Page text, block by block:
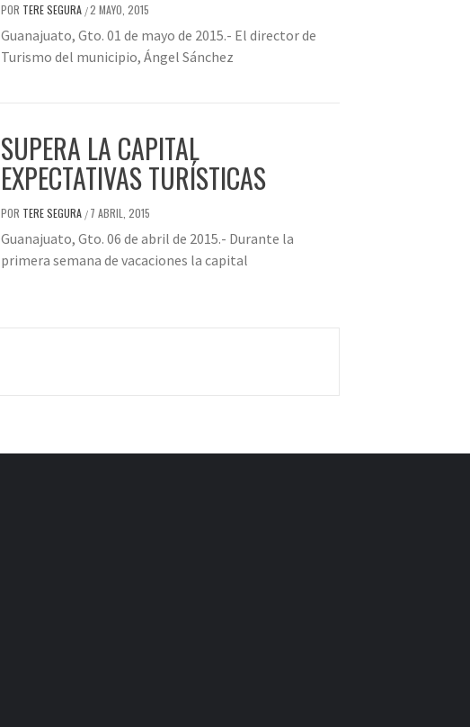
POR TERE SEGURA /2 MAYO, 2015
Guanajuato, Gto. 01 de mayo de 2015.- El director de
Turismo del municipio, Ángel Sánchez
SUPERA LA CAPITAL
EXPECTATIVAS TURÍSTICAS
POR TERE SEGURA / 7 ABRIL, 2015
Guanajuato, Gto. 06 de abril de 2015.- Durante la
primera semana de vacaciones la capital